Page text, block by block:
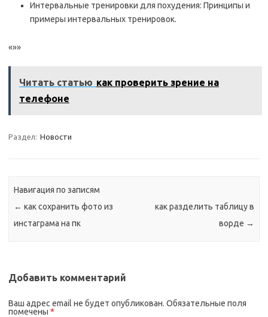
Интервальные тренировки для похудения: Принципы и
примеры интервальных тренировок.
«»»
Читать статью как проверить зрение на
телефоне
Раздел: Новости
Навигация по записям
← как сохранить фото из
инстаграма на пк
как разделить таблицу в
ворде →
Добавить комментарий
Ваш адрес email не будет опубликован. Обязательные поля
помечены *